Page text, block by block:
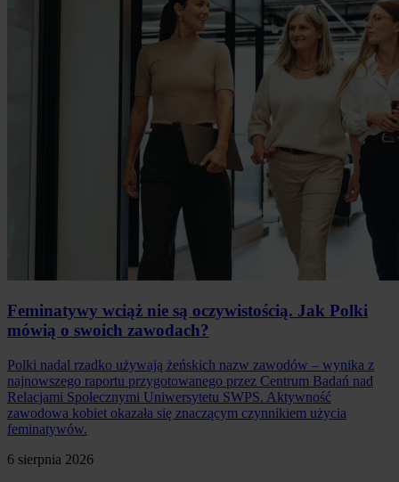
Feminatywy wciąż nie są oczywistością. Jak Polki
mówią o swoich zawodach?
Polki nadal rzadko używają żeńskich nazw zawodów – wynika z
najnowszego raportu przygotowanego przez Centrum Badań nad
Relacjami Społecznymi Uniwersytetu SWPS. Aktywność
zawodowa kobiet okazała się znaczącym czynnikiem użycia
feminatywów.
6 sierpnia 2026